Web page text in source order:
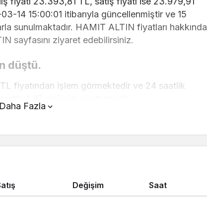
14 15:00:01 itibarıyla güncellenmiştir ve 15
sunulmaktadır. HAMIT ALTIN fiyatları hakkında
sayfasını ziyaret edebilirsiniz.
düştü.
fiyatından işlem görmektedir ve 24 saatlik
Kaç TL ?
Daha Fazla
Değişim Saat